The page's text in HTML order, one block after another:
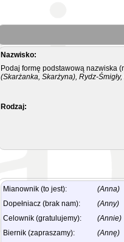
Nazwisko:
Podaj formę podstawową nazwiska
(Skarżanka, Skarżyna), Rydz-
Rodzaj:
Mianownik (to jest): (Anna)
Dopełniacz (brak nam):
(Anny)
Celownik (gratulujemy):
(Annie)
Biernik (zapraszamy):
(Annę)